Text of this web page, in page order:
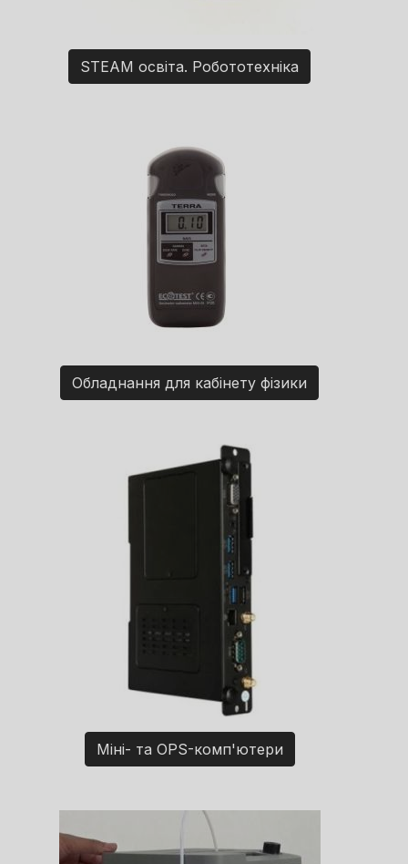
STEAM освіта. Робототехніка
Обладнання для кабінету фізики
Міні- та OPS-комп'ютери